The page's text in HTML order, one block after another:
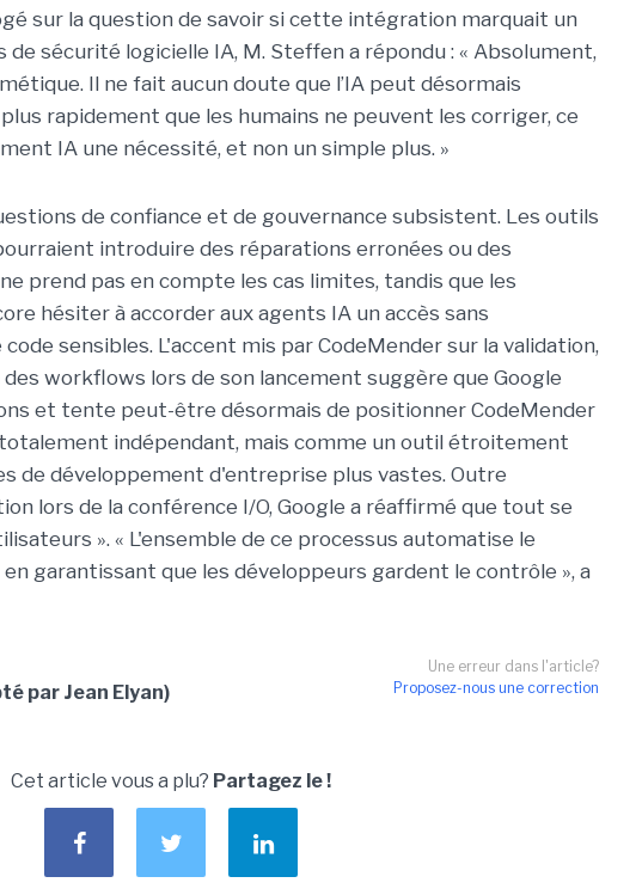
sur la question de savoir si cette intégration marquait un
sécurité logicielle IA, M. Steffen a répondu : « Absolument,
Il ne fait aucun doute que l’IA peut désormais
rapidement que les humains ne peuvent les corriger, ce
IA une nécessité, et non un simple plus. »
de confiance et de gouvernance subsistent. Les outils
introduire des réparations erronées ou des
prend pas en compte les cas limites, tandis que les
hésiter à accorder aux agents IA un accès sans
sensibles. L'accent mis par CodeMender sur la validation,
workflows lors de son lancement suggère que Google
et tente peut-être désormais de positionner CodeMender
indépendant, mais comme un outil étroitement
de développement d'entreprise plus vastes. Outre
lors de la conférence I/O, Google a réaffirmé que tout se
». « L'ensemble de ce processus automatise le
garantissant que les développeurs gardent le contrôle », a
Une erreur dans l'article?
Proposez-nous une correction
par Jean Elyan)
Cet article vous a plu? Partagez le !